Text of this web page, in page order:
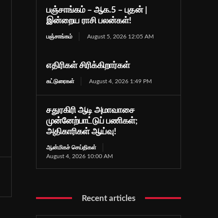
பஞ்சாங்கம் – ஆக.5 – புதன் |
இன்றைய ராசி பலன்கள்!
பஞ்சாங்கம் August 5, 2026 12:05 AM
எதிரிகள் சிரிக்கிறார்கள்
கட்டுரைகள் August 4, 2026 1:49 PM
சதுரகிரி ஆடி அமாவாசை
முன்னேற்பாட்டுப் பணிகள்;
அதிகாரிகள் ஆய்வு!
ஆன்மிகச் செய்திகள்
August 4, 2026 10:00 AM
Recent articles